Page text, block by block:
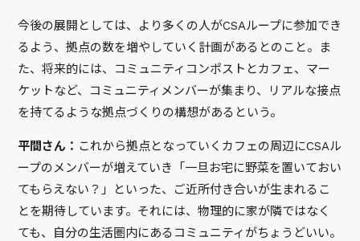
今後の展開としては、より多くの人がCSAループに参加でき
るよう、拠点の数を増やしていく計画があるとのこと。ま
た、将来的には、コミュニティコンポストとカフェ、マー
ケットなど、コミュニティメンバーが集まり、リアルな接点
を持てるような拠点づくりの構想があるという。
平間さん： これから拠点となっていくカフェの周辺にCSAル
ープのメンバーが増えていき「一旦お宅に野菜を置いておい
てもらえない？」といった、ご近所付き合いが生まれるこ
とを期待しています。それには、物理的に家が隣ではなく
ても、自分の生活圏内にあるコミュニティがちょうどいい。